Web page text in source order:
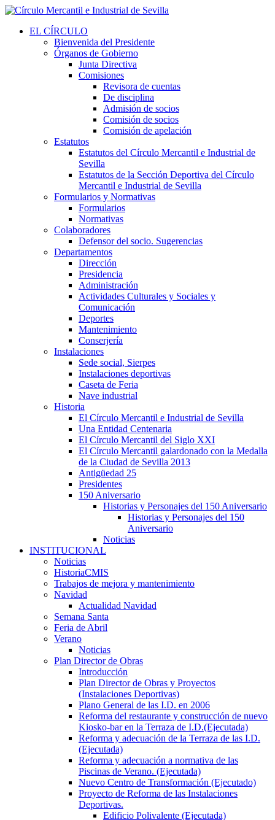
EL CÍRCULO
Bienvenida del Presidente
Órganos de Gobierno
Junta Directiva
Comisiones
Revisora de cuentas
De disciplina
Admisión de socios
Comisión de socios
Comisión de apelación
Estatutos
Estatutos del Círculo Mercantil e Industrial de
Sevilla
Estatutos de la Sección Deportiva del Círculo
Mercantil e Industrial de Sevilla
Formularios y Normativas
Formularios
Normativas
Colaboradores
Defensor del socio. Sugerencias
Departamentos
Dirección
Presidencia
Administración
Actividades Culturales y Sociales y
Comunicación
Deportes
Mantenimiento
Conserjería
Instalaciones
Sede social, Sierpes
Instalaciones deportivas
Caseta de Feria
Nave industrial
Historia
El Círculo Mercantil e Industrial de Sevilla
Una Entidad Centenaria
El Círculo Mercantil del Siglo XXI
El Círculo Mercantil galardonado con la Medalla
de la Ciudad de Sevilla 2013
Antigüedad 25
Presidentes
150 Aniversario
Historias y Personajes del 150 Aniversario
Historias y Personajes del 150
Aniversario
Noticias
INSTITUCIONAL
Noticias
HistoriaCMIS
Trabajos de mejora y mantenimiento
Navidad
Actualidad Navidad
Semana Santa
Feria de Abril
Verano
Noticias
Plan Director de Obras
Introducción
Plan Director de Obras y Proyectos
(Instalaciones Deportivas)
Plano General de las I.D. en 2006
Reforma del restaurante y construcción de nuevo
Kiosko-bar en la Terraza de I.D.(Ejecutada)
Reforma y adecuación de la Terraza de las I.D.
(Ejecutada)
Reforma y adecuación a normativa de las
Piscinas de Verano. (Ejecutada)
Nuevo Centro de Transformación (Ejecutado)
Proyecto de Reforma de las Instalaciones
Deportivas.
Edificio Polivalente (Ejecutada)